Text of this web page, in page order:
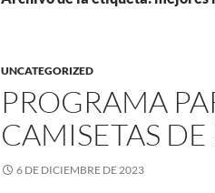
UNCATEGORIZED
PROGRAMA
CAMISETAS DE
6 DE DICIEMBRE DE 2023